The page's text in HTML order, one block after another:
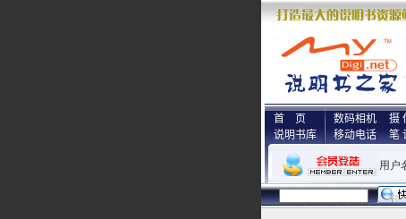
首 页
说明书库
数码相机 摄
移动电话
笔